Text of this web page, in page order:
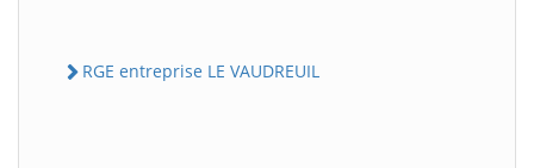
RGE entreprise LE VAUDREUIL